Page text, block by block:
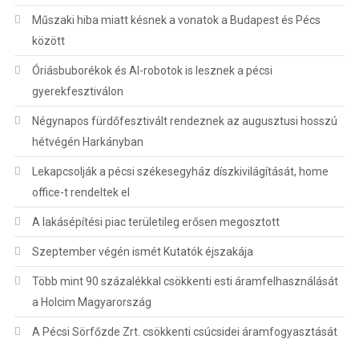
Műszaki hiba miatt késnek a vonatok a Budapest és Pécs
között
Óriásbuborékok és AI-robotok is lesznek a pécsi
gyerekfesztiválon
Négynapos fürdőfesztivált rendeznek az augusztusi hosszú
hétvégén Harkányban
Lekapcsolják a pécsi székesegyház díszkivilágítását, home
office-t rendeltek el
A lakásépítési piac területileg erősen megosztott
Szeptember végén ismét Kutatók éjszakája
Több mint 90 százalékkal csökkenti esti áramfelhasználását
a Holcim Magyarország
A Pécsi Sörfőzde Zrt. csökkenti csúcsidei áramfogyasztását